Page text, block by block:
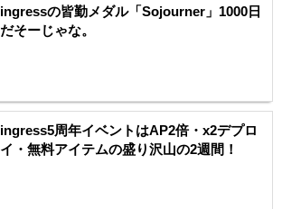
ingressの皆勤メダル「Sojourner」1000日
だそーじゃな。
ingress5周年イベントはAP2倍・x2デプロ
イ・無料アイテムの盛り沢山の2週間！